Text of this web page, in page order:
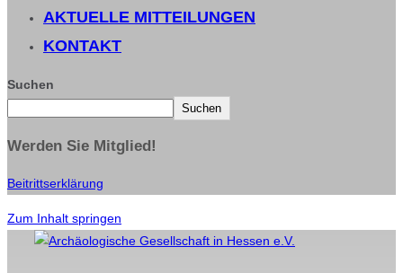
AKTUELLE MITTEILUNGEN
KONTAKT
Suchen
Suchen
Werden Sie Mitglied!
Beitrittserklärung
Zum Inhalt springen